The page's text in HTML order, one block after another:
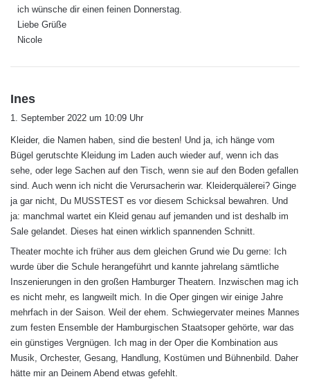
ich wünsche dir einen feinen Donnerstag.
Liebe Grüße
Nicole
Ines
t
:
1. September 2022 um 10:09 Uhr
Kleider, die Namen haben, sind die besten! Und ja, ich hänge vom
Bügel gerutschte Kleidung im Laden auch wieder auf, wenn ich das
sehe, oder lege Sachen auf den Tisch, wenn sie auf den Boden gefallen
sind. Auch wenn ich nicht die Verursacherin war. Kleiderquälerei? Ginge
ja gar nicht, Du MUSSTEST es vor diesem Schicksal bewahren. Und
ja: manchmal wartet ein Kleid genau auf jemanden und ist deshalb im
Sale gelandet. Dieses hat einen wirklich spannenden Schnitt.
Theater mochte ich früher aus dem gleichen Grund wie Du gerne: Ich
wurde über die Schule herangeführt und kannte jahrelang sämtliche
Inszenierungen in den großen Hamburger Theatern. Inzwischen mag ich
es nicht mehr, es langweilt mich. In die Oper gingen wir einige Jahre
mehrfach in der Saison. Weil der ehem. Schwiegervater meines Mannes
zum festen Ensemble der Hamburgischen Staatsoper gehörte, war das
ein günstiges Vergnügen. Ich mag in der Oper die Kombination aus
Musik, Orchester, Gesang, Handlung, Kostümen und Bühnenbild. Daher
hätte mir an Deinem Abend etwas gefehlt.